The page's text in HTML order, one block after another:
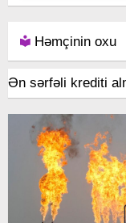
Həmçinin oxu
Ən sərfəli krediti